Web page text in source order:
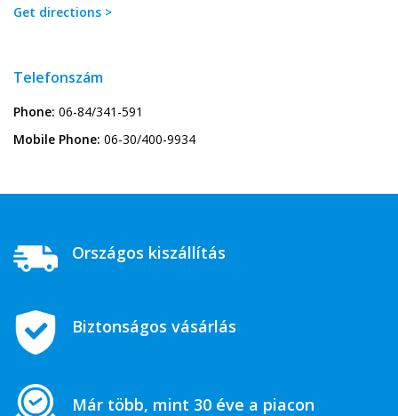
Get directions >
Telefonszám
Phone: 06-84/341-591
Mobile Phone: 06-30/400-9934
Országos kiszállítás
Biztonságos vásárlás
Már több, mint 30 éve a piacon